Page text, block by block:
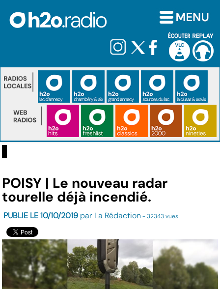
POISY | Le nouveau radar
tourelle déjà incendié.
PUBLIE LE 10/10/2019 par La Rédaction - 32343 vues